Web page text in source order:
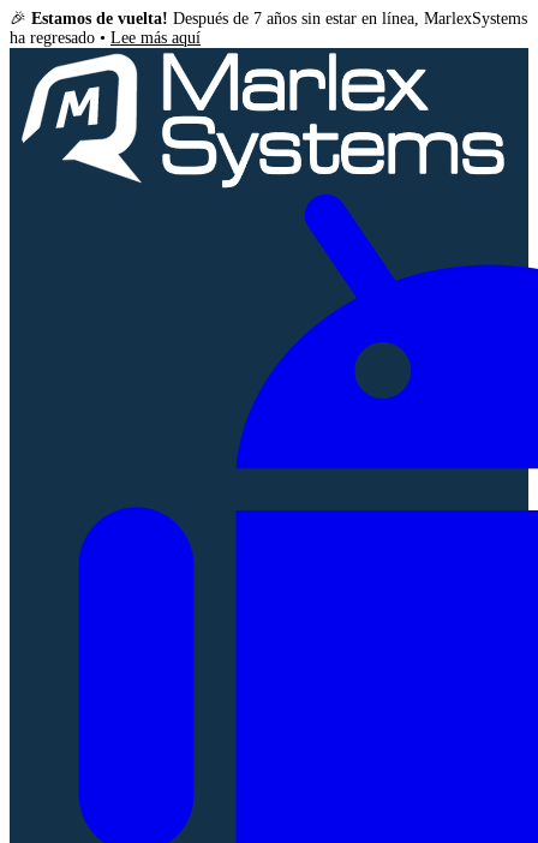
🎉 Estamos de vuelta! Después de 7 años sin estar en línea, MarlexSystems
ha regresado • Lee más aquí